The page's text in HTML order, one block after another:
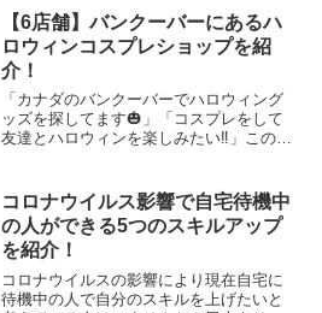
【6店舗】バンクーバーにあるハ
ロウィンコスプレショップを紹
介！
「カナダのバンクーバーでハロウィング
ッズを探してます🎃」「コスプレをして
友達とハロウィンを楽しみたい‼️」この記
年間在住している Yuta と申します🇨🇦こ
の記事...
コロナウイルス影響で自宅待機中
の人ができる5つのスキルアップ
を紹介！
コロナウイルスの影響により現在自宅に
待機中の人で自分のスキルを上げたいと